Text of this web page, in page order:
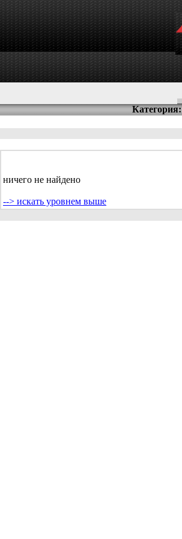
Категория:
ничего не найдено
--> искать уровнем выше